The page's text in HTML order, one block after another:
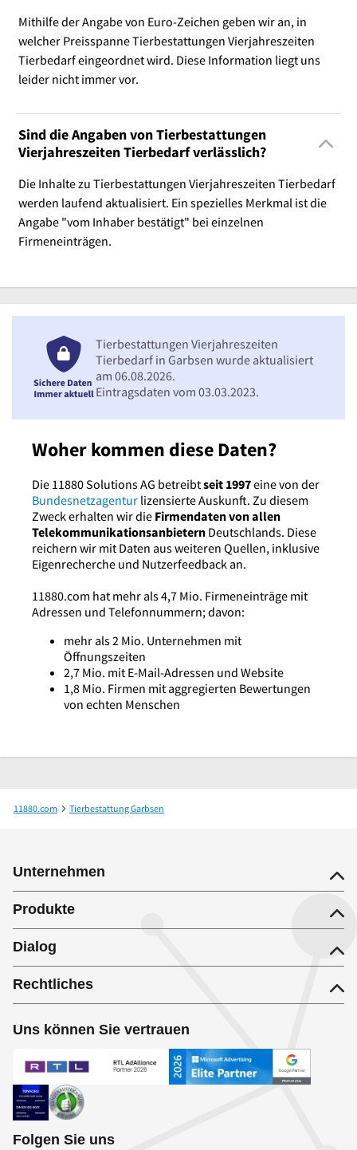
Mithilfe der Angabe von Euro-Zeichen geben wir an, in
welcher Preisspanne Tierbestattungen Vierjahreszeiten
Tierbedarf eingeordnet wird. Diese Information liegt uns
leider nicht immer vor.
Sind die Angaben von Tierbestattungen
Vierjahreszeiten Tierbedarf verlässlich?
Die Inhalte zu Tierbestattungen Vierjahreszeiten Tierbedarf
werden laufend aktualisiert. Ein spezielles Merkmal ist die
Angabe "vom Inhaber bestätigt" bei einzelnen
Firmeneinträgen.
Woher kommen diese Daten?
Die 11880 Solutions AG betreibtseit 1997eine von der
Bundesnetzagentur lizensierte Auskunft. Zu diesem
Zweck erhalten wir die Firmendaten von allen
Telekommunikationsanbietern Deutschlands. Diese
reichern wir mit Daten aus weiteren Quellen, inklusive
Eigenrecherche und Nutzerfeedback an.
11880.com hat mehr als 4,7 Mio. Firmeneinträge mit
Adressen und Telefonnummern; davon:
mehr als 2 Mio. Unternehmen mit
Öffnungszeiten
2,7 Mio. mit E-Mail-Adressen und Website
1,8 Mio. Firmen mit aggregierten Bewertungen
von echten Menschen
Tierbestattungen Vierjahreszeiten
Tierbedarf in Garbsen wurde aktualisiert
am 06.08.2026.
Eintragsdaten vom 03.03.2023.
11880.com
Tierbestattung Garbsen
Unternehmen
Produkte
Dialog
Rechtliches
Uns können Sie vertrauen
Folgen Sie uns